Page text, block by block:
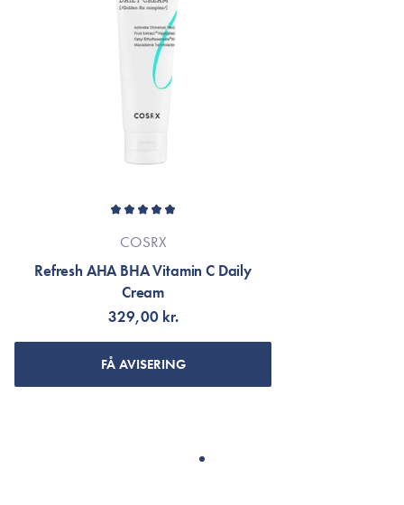
COSRX
Refresh AHA BHA Vitamin C Daily
Cream
329,00 kr.
FÅ AVISERING